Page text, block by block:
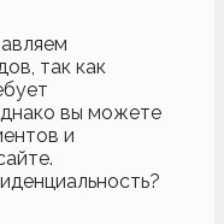
так как
вы можете
и